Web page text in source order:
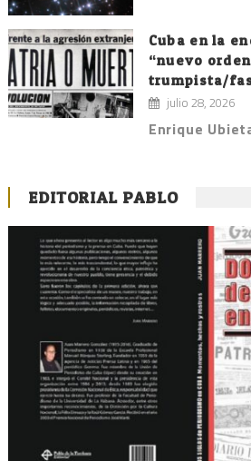
Cuba en la
“nuevo orden
trumpista/
julio 28, 2026
Enrique
EDITORIAL PABLO